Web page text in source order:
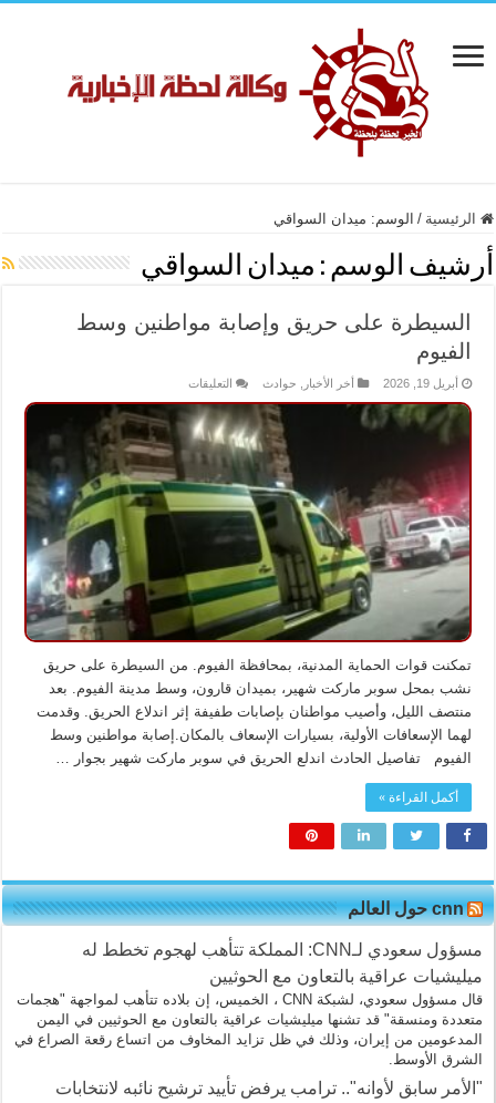
الرئيسية / الوسم: ميدان السواقي
أرشيف الوسم : ميدان السواقي
السيطرة على حريق وإصابة مواطنين وسط
الفيوم
أبريل 19, 2026 أخر الأخبار حوادث التعليقاتعلى
حريق
وإصابة
مواطنين
وسط
الفيوم
مغلقة
تمكنت قوات الحماية المدنية، بمحافظة الفيوم. من السيطرة على حريق
نشب بمحل سوبر ماركت شهير، بميدان قارون، وسط مدينة الفيوم. بعد
منتصف الليل، وأصيب مواطنان بإصابات طفيفة إثر اندلاع الحريق. وقدمت
لهما الإسعافات الأولية، بسيارات الإسعاف بالمكان.إصابة مواطنين وسط
الفيوم تفاصيل الحادث اندلع الحريق في سوبر ماركت شهير بجوار …
أكمل القراءة »
cnn حول العالم
مسؤول سعودي لـCNN: المملكة تتأهب لهجوم تخطط له
ميليشيات عراقية بالتعاون مع الحوثيين
قال مسؤول سعودي، لشبكة CNN ، الخميس، إن بلاده تتأهب لمواجهة "هجمات
متعددة ومنسقة" قد تشنها ميليشيات عراقية بالتعاون مع الحوثيين في اليمن
المدعومين من إيران، وذلك في ظل تزايد المخاوف من اتساع رقعة الصراع في
الشرق الأوسط.
"الأمر سابق لأوانه".. ترامب يرفض تأييد ترشيح نائبه لانتخابات